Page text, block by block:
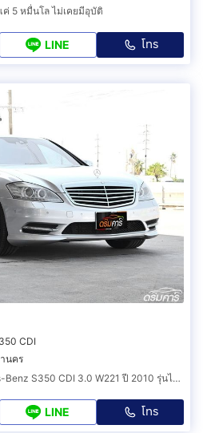
ค่ 5 หมื่นโล ไม่เคยมีอุบัติ
LINE โทร
CDI
นคร
รถยนต์พรีเมียมมือสอง Mercedes-Benz S350 CDI 3.0 W221 ปี 2010 รุ่นไมเนอร์เชนจ์ ชุดแต่ง AMG แท้ สภาพสีเดิมโรงงานทั้งคัน (รหัสสินค้า IDDA)
LINE โทร